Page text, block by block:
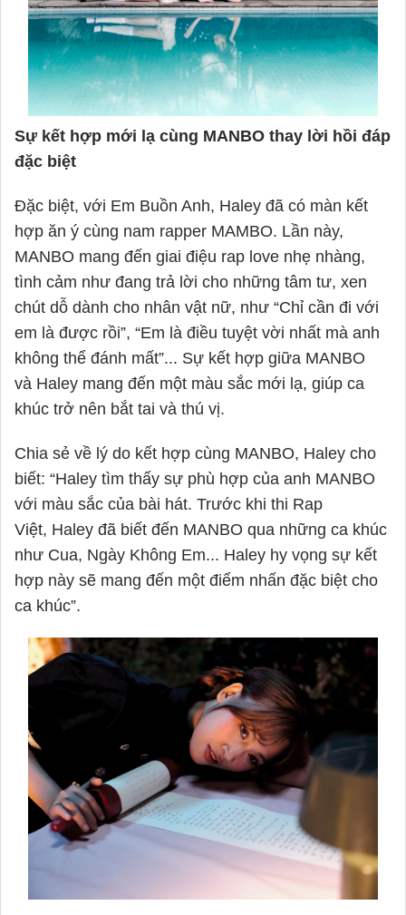
Sự kết hợp mới lạ cùng MANBO thay lời hồi đáp
đặc biệt
Đặc biệt, với Em Buồn Anh, Haley đã có màn kết
hợp ăn ý cùng nam rapper MAMBO. Lần này,
MANBO mang đến giai điệu rap love nhẹ nhàng,
tình cảm như đang trả lời cho những tâm tư, xen
chút dỗ dành cho nhân vật nữ, như “Chỉ cần đi với
em là được rồi”, “Em là điều tuyệt vời nhất mà anh
không thể đánh mất”... Sự kết hợp giữa MANBO
và Haley mang đến một màu sắc mới lạ, giúp ca
khúc trở nên bắt tai và thú vị.
Chia sẻ về lý do kết hợp cùng MANBO, Haley cho
biết: “Haley tìm thấy sự phù hợp của anh MANBO
với màu sắc của bài hát. Trước khi thi Rap
Việt, Haley đã biết đến MANBO qua những ca khúc
như Cua, Ngày Không Em... Haley hy vọng sự kết
hợp này sẽ mang đến một điểm nhấn đặc biệt cho
ca khúc”.